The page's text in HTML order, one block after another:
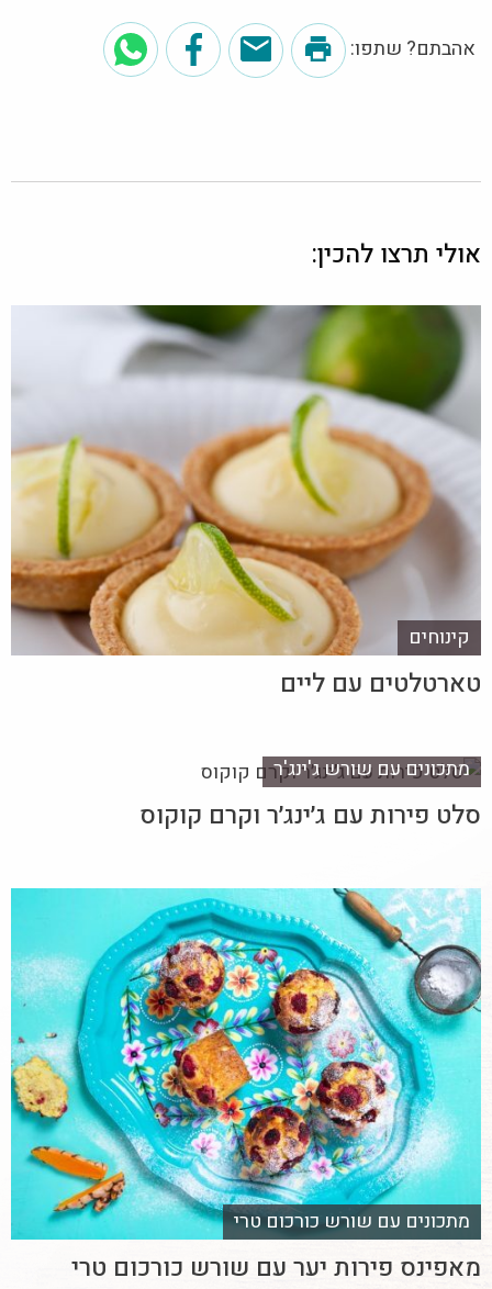
אהבתם? שתפו:
אולי תרצו להכין:
קינוחים
טארטלטים עם ליים
מתכונים עם שורש ג'ינג'ר
סלט פירות עם ג׳ינג׳ר וקרם קוקוס
מתכונים עם שורש כורכום טרי
מאפינס פירות יער עם שורש כורכום טרי